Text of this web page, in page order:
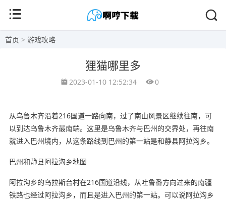
首页 > 游戏攻略
狸猫哪里多
2023-01-10 12:52:34 0
从乌鲁木齐沿着216国道一路向南，过了南山风景区继续往南，可
以到达乌鲁木齐最南端。这里是乌鲁木齐与巴州的交界处，再往南
就进入巴州境内，从这条路线到巴州的第一站是和静县阿拉沟乡。
巴州和静县阿拉沟乡地图
阿拉沟乡的乌拉斯台村在216国道沿线，从吐鲁番方向过来的南疆
铁路也经过阿拉沟乡，而且是进入巴州的第一站。可以说阿拉沟乡